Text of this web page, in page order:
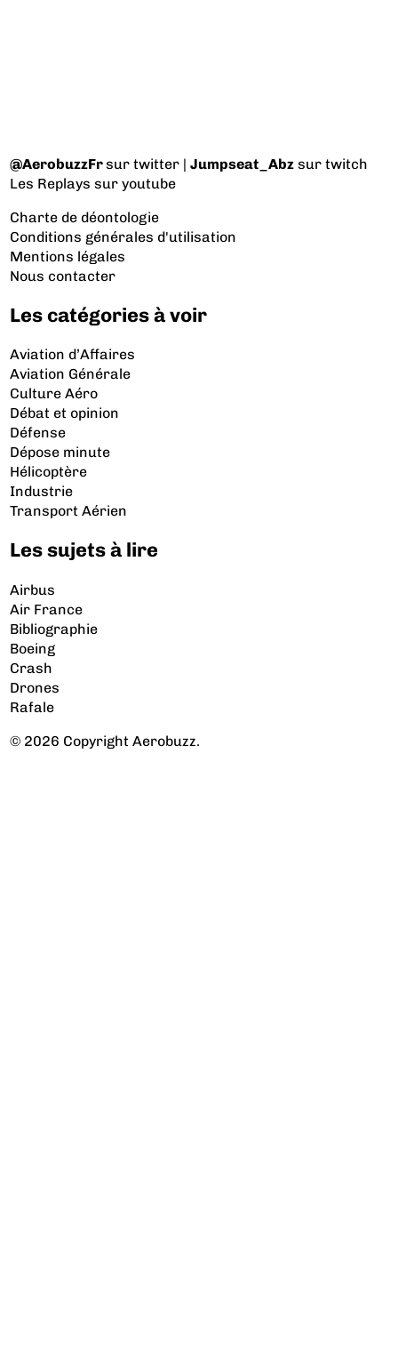
@AerobuzzFrsur twitter |Jumpseat_Abz sur twitch
Les Replays sur youtube
Charte de déontologie
Conditions générales d'utilisation
Mentions légales
Nous contacter
Les catégories à voir
Aviation d’Affaires
Aviation Générale
Culture Aéro
Débat et opinion
Défense
Dépose minute
Hélicoptère
Industrie
Transport Aérien
Les sujets à lire
Airbus
Air France
Bibliographie
Boeing
Crash
Drones
Rafale
© 2026 Copyright Aerobuzz.